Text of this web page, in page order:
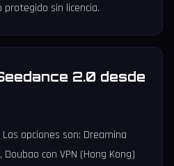
sin licencia.
2.0 desde
opciones son: Dreamina
con VPN (Hong Kong)